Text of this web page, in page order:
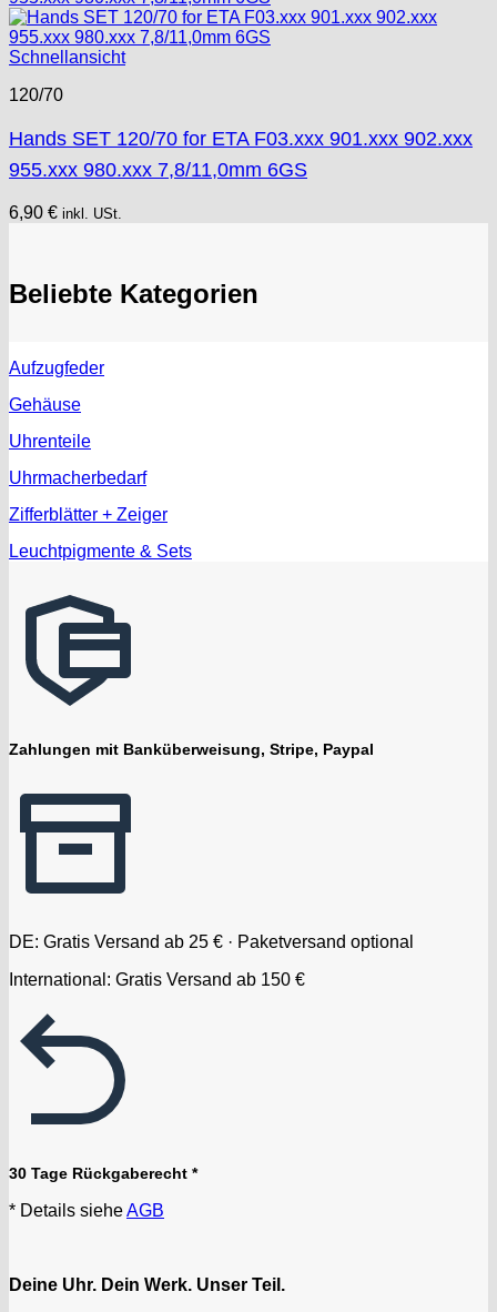
Schnellansicht
120/70
Hands SET 120/70 for ETA F03.xxx 901.xxx 902.xxx
955.xxx 980.xxx 7,8/11,0mm 6GS
6,90 € inkl. USt.
Beliebte Kategorien
Aufzugfeder
Gehäuse
Uhrenteile
Uhrmacherbedarf
Zifferblätter + Zeiger
Leuchtpigmente & Sets
Zahlungen mit Banküberweisung, Stripe, Paypal
DE: Gratis Versand ab 25 € · Paketversand optional
International: Gratis Versand ab 150 €
30 Tage Rückgaberecht *
* Details sieheAGB
Deine Uhr. Dein Werk. Unser Teil.